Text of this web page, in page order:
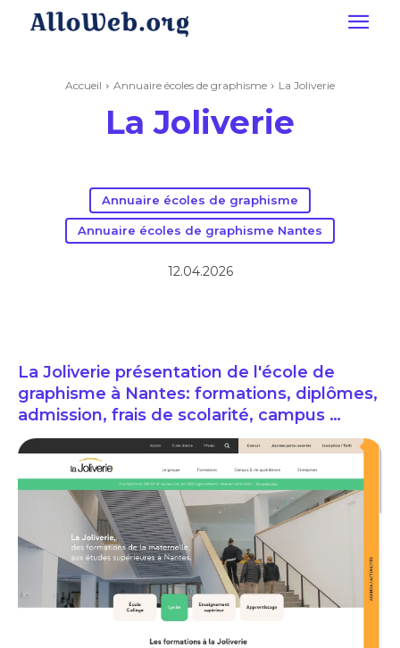
Accueil Annuaire écoles de graphisme La Joliverie
La Joliverie
Annuaire écoles de graphisme
Annuaire écoles de graphisme Nantes
12.04.2026
La Joliverie présentation de l'école de
graphisme à Nantes: formations, diplômes,
admission, frais de scolarité, campus …